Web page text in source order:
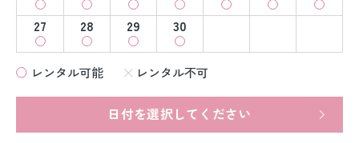
27
28 29 30
レンタル可能 レンタル不可
日付を選択してください